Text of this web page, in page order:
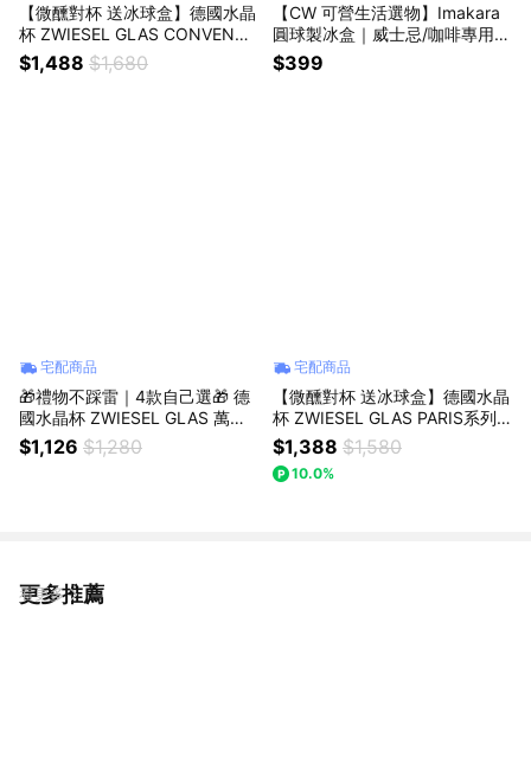
【微醺對杯 送冰球盒】德國水晶
杯 ZWIESEL GLAS CONVENTI
ON系列 威士忌杯 300ml 2入禮
盒 原廠禮盒+提袋｜獅子座生日
$1,488 $1,680
【CW 可營生活選物】Imakara
圓球製冰盒｜威士忌/咖啡專用大
冰球｜獅子座生日快樂｜生日禮
物｜送禮｜禮盒｜父親節｜中元
$399
宅配商品
🎁禮物不踩雷｜4款自己選🎁 德
國水晶杯 ZWIESEL GLAS 萬用
水晶酒杯 2入禮盒 原廠禮盒+提
袋｜獅子座生日快樂｜生日禮物
$1,126 $1,280
宅配商品
【微醺對杯 送冰球盒】德國水晶
杯 ZWIESEL GLAS PARIS系列
威士忌杯 400ml 2入禮盒 原廠禮
盒+提袋｜獅子座生日快樂｜生
日禮物｜送禮｜禮盒｜父親節｜
$1,388 $1,580
10.0%
更多推薦
看更多